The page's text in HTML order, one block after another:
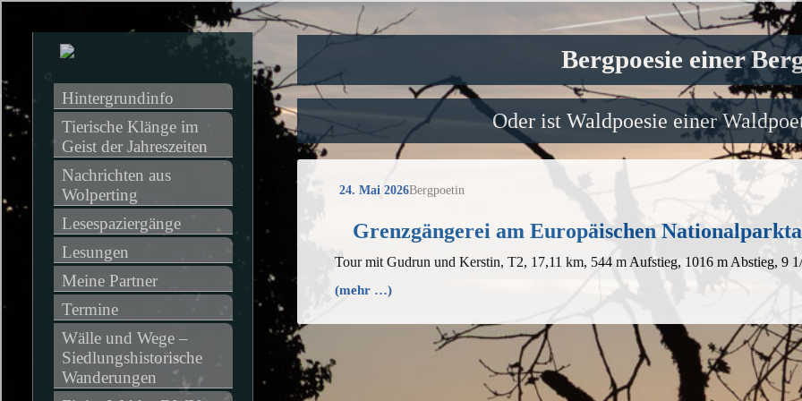
Bergpoesie einer
Oder ist Waldpoesie einer
24. Mai 2026Bergpoetin
Grenzgängerei am Europäischen
Tour mit Gudrun und Kerstin, T2, 17,11 km, 544 m Aufstieg, 1016 m Abstieg, 9
(mehr …)
Hintergrundinfo
Tierische Klänge im
Geist der Jahreszeiten
Nachrichten aus
Wolperting
Lesespaziergänge
Lesungen
Meine Partner
Termine
Wälle und Wege –
Siedlungshistorische
Wanderungen